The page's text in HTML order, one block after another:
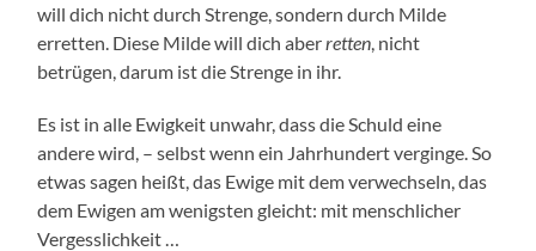
will dich nicht durch Strenge, sondern durch Milde
erretten. Diese Milde will dich aberretten , nicht
betrügen, darum ist die Strenge in ihr.
Es ist in alle Ewigkeit unwahr, dass die Schuld eine
andere wird, – selbst wenn ein Jahrhundert verginge. So
etwas sagen heißt, das Ewige mit dem verwechseln, das
dem Ewigen am wenigsten gleicht: mit menschlicher
Vergesslichkeit …